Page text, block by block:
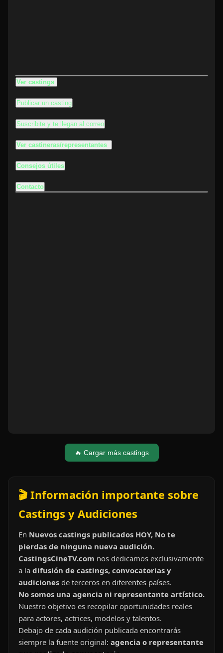
Ver castings
Publicar un casting
Suscribite y te llegan al correo
Ver castineras/representantes
Consejos útiles
Contacto
🔥 Cargar más castings
🎬 Información importante sobre
Castings y Audiciones
En Nuevos castings publicados HOY, No te
pierdas de ninguna nueva audición.
CastingsCineTV.com nos dedicamos exclusivamente
a la difusión de castings, convocatorias y
audiciones de terceros en diferentes países.
No somos una agencia ni representante artístico.
Nuestro objetivo es recopilar oportunidades reales
para actores, actrices, modelos y talentos.
Debajo de cada audición publicada encontrarás
siempre la fuente original: agencia o representante